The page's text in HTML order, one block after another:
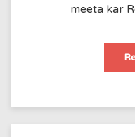
meeta kar